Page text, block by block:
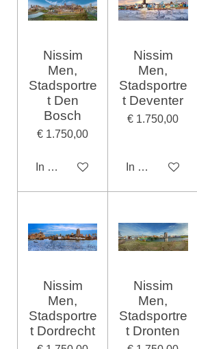
Nissim
Men,
Stadsportre
t Den
Bosch
€ 1.750,00
In winkelwagen
Nissim
Men,
Stadsportre
t Deventer
€ 1.750,00
In winkelwagen
Nissim
Men,
Stadsportre
t Dordrecht
Nissim
Men,
Stadsportre
t Dronten